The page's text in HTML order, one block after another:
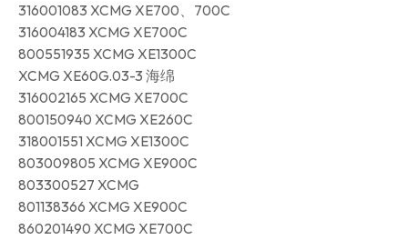
316001083 XCMG XE700、700C
316004183 XCMG XE700C
800551935 XCMG XE1300C
XCMG XE60G.03-3 海绵
316002165 XCMG XE700C
800150940 XCMG XE260C
318001551 XCMG XE1300C
803009805 XCMG XE900C
803300527 XCMG
801138366 XCMG XE900C
860201490 XCMG XE700C